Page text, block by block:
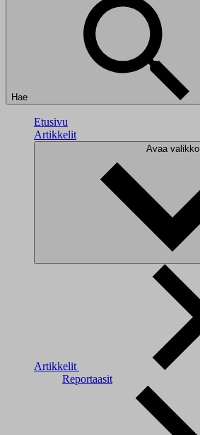
Hae
Etusivu
Artikkelit
Avaa valikko
Artikkelit
Reportaasit